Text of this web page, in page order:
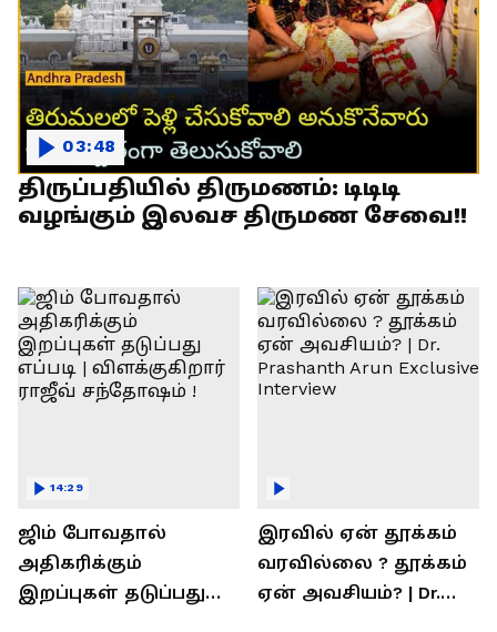
திருப்பதியில் திருமணம்: டிடிடி
வழங்கும் இலவச திருமண சேவை!!
03:48
ஜிம் போவதால்
அதிகரிக்கும்
இறப்புகள் தடுப்பது
14:29
இரவில் ஏன் தூக்கம்
வரவில்லை ? தூக்கம்
ஏன் அவசியம்? | Dr.